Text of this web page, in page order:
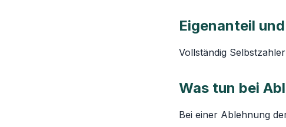
Eigenanteil
Vollständig
Was tun bei
Bei einer Ablehnung